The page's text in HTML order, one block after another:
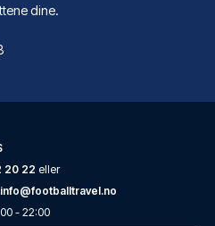
dine.
20 22 eller
info@footballtravel.no
- 22:00